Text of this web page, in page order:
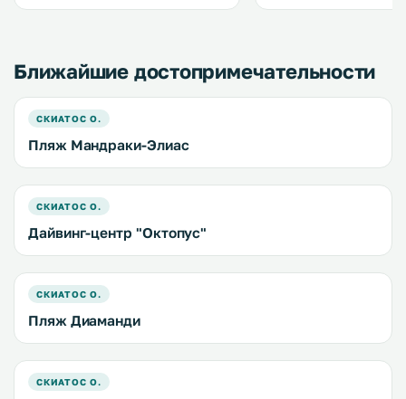
Все номера являются
Ближайшие достопримечательности
СКИАТОС О.
Пляж Мандраки-Элиас
СКИАТОС О.
Дайвинг-центр "Октопус"
СКИАТОС О.
Пляж Диаманди
СКИАТОС О.